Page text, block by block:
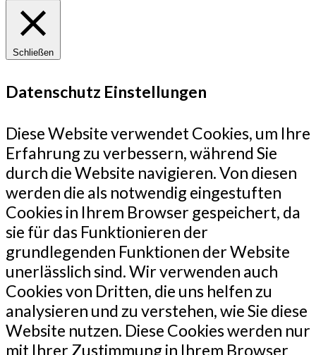
Schließen
Datenschutz Einstellungen
Diese Website verwendet Cookies, um Ihre
Erfahrung zu verbessern, während Sie
durch die Website navigieren. Von diesen
werden die als notwendig eingestuften
Cookies in Ihrem Browser gespeichert, da
sie für das Funktionieren der
grundlegenden Funktionen der Website
unerlässlich sind. Wir verwenden auch
Cookies von Dritten, die uns helfen zu
analysieren und zu verstehen, wie Sie diese
Website nutzen. Diese Cookies werden nur
mit Ihrer Zustimmung in Ihrem Browser